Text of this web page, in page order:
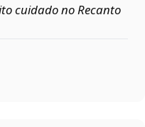
cuidado no Recanto